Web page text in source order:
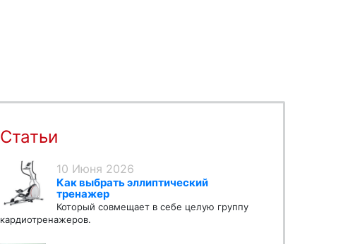
Статьи
10 Июня 2026
Как выбрать эллиптический
тренажер
Который совмещает в себе целую группу
кардиотренажеров.